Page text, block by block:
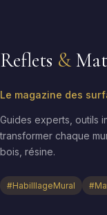
Reflets &
Le magazine des
Guides experts, outils
transformer chaque
bois, résine.
#HabilllageMural